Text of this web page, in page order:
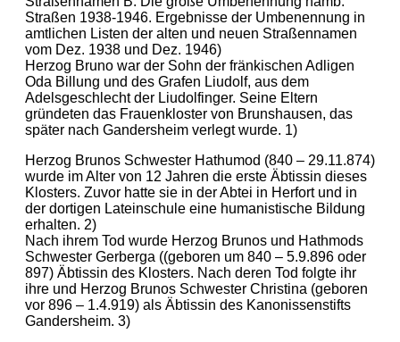
Straßen 1938-1946. Ergebnisse der Umbenennung in
amtlichen Listen der alten und neuen Straßennamen
vom Dez. 1938 und Dez. 1946)
Herzog Bruno war der Sohn der fränkischen Adligen
Oda Billung und des Grafen Liudolf, aus dem
Adelsgeschlecht der Liudolfinger. Seine Eltern
gründeten das Frauenkloster von Brunshausen, das
später nach Gandersheim verlegt wurde. 1)
Herzog Brunos Schwester Hathumod (840 – 29.11.874)
wurde im Alter von 12 Jahren die erste Äbtissin dieses
Klosters. Zuvor hatte sie in der Abtei in Herfort und in
der dortigen Lateinschule eine humanistische Bildung
erhalten. 2)
Nach ihrem Tod wurde Herzog Brunos und Hathmods
Schwester Gerberga ((geboren um 840 – 5.9.896 oder
897) Äbtissin des Klosters. Nach deren Tod folgte ihr
ihre und Herzog Brunos Schwester Christina (geboren
vor 896 – 1.4.919) als Äbtissin des Kanonissenstifts
Gandersheim. 3)